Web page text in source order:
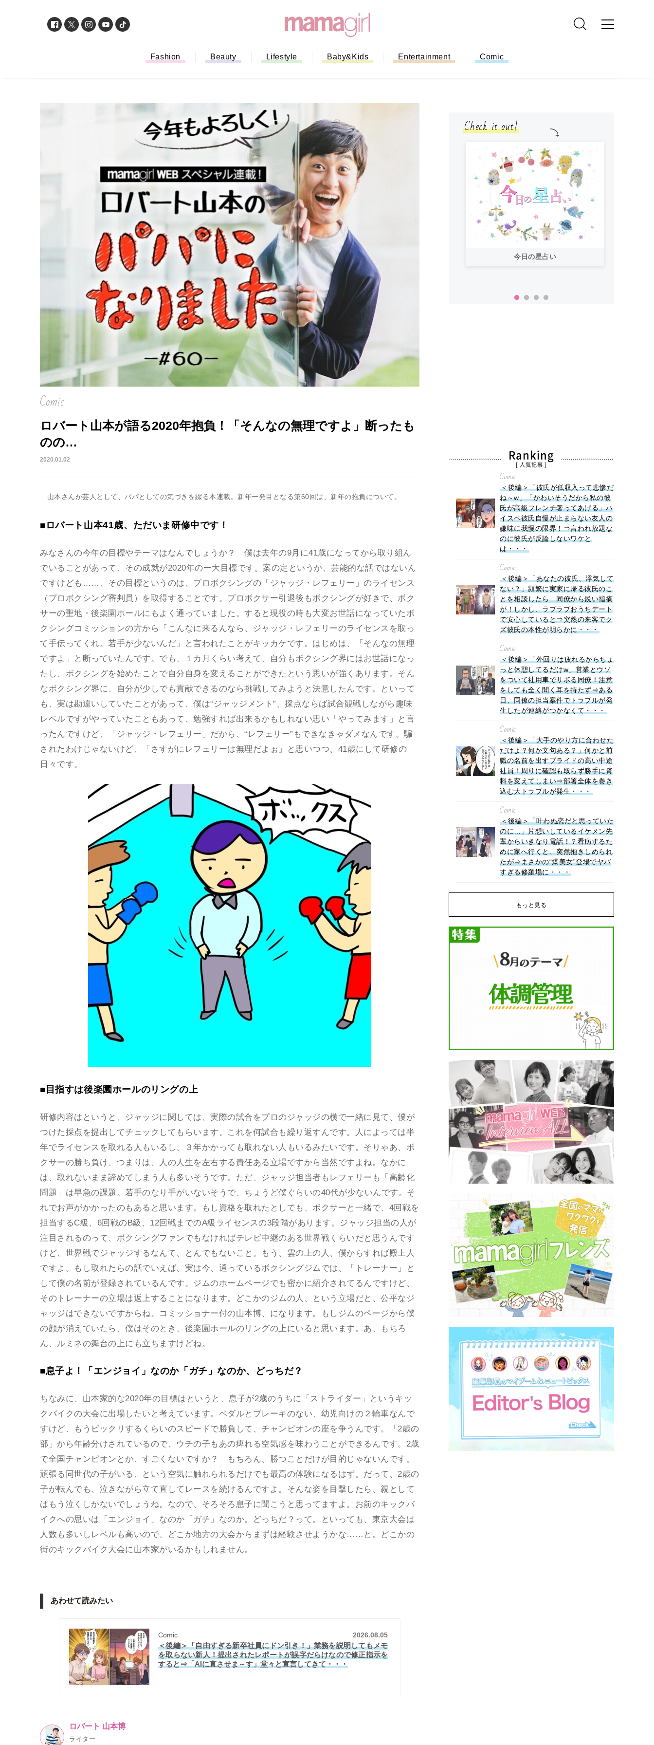
Fashion Beauty Lifestyle Baby&Kids Entertainment Comic
Comic
ロバート山本が語る2020年抱負！「そんなの無理ですよ」断ったも
のの…
2020.01.02
山本さんが芸人として、パパとしての気づきを綴る本連載。新年一発目となる第60回は、新年の抱負について。
■ロバート山本41歳、ただいま研修中です！
みなさんの今年の目標やテーマはなんでしょうか？ 僕は去年の9月に41歳になってから取り組ん
でいることがあって、その成就が2020年の一大目標です。案の定というか、芸能的な話ではないん
ですけども……、その目標というのは、プロボクシングの「ジャッジ・レフェリー」のライセンス
（プロボクシング審判員）を取得することです。プロボクサー引退後もボクシングが好きで、ボク
サーの聖地・後楽園ホールにもよく通っていました。すると現役の時も大変お世話になっていたボ
クシングコミッションの方から「こんなに来るんなら、ジャッジ・レフェリーのライセンスを取っ
て手伝ってくれ。若手が少ないんだ」と言われたことがキッカケです。はじめは、「そんなの無理
ですよ」と断っていたんです。でも、１カ月くらい考えて、自分もボクシング界にはお世話になっ
たし、ボクシングを始めたことで自分自身を変えることができたという思いが強くあります。そん
なボクシング界に、自分が少しでも貢献できるのなら挑戦してみようと決意したんです。といって
も、実は勘違いしていたことがあって、僕は“ジャッジメント”、採点ならば試合観戦しながら趣味
レベルですがやっていたこともあって、勉強すれば出来るかもしれない思い「やってみます」と言
ったんですけど、「ジャッジ・レフェリー」だから、“レフェリー”もできなきゃダメなんです。騙
されたわけじゃないけど、「さすがにレフェリーは無理だよぉ」と思いつつ、41歳にして研修の
日々です。
■目指すは後楽園ホールのリングの上
研修内容はというと、ジャッジに関しては、実際の試合をプロのジャッジの横で一緒に見て、僕が
つけた採点を提出してチェックしてもらいます。これを何試合も繰り返すんです。人によっては半
年でライセンスを取れる人もいるし、３年かかっても取れない人もいるみたいです。そりゃあ、ボ
クサーの勝ち負け、つまりは、人の人生を左右する責任ある立場ですから当然ですよね。なかに
は、取れないまま諦めてしまう人も多いそうです。ただ、ジャッジ担当者もレフェリーも「高齢化
問題」は早急の課題。若手のなり手がいないそうで、ちょうど僕ぐらいの40代が少ないんです。そ
れでお声がかかったのもあると思います。もし資格を取れたとしても、ボクサーと一緒で、4回戦を
担当するC級、6回戦のB級、12回戦までのA級ライセンスの3段階があります。ジャッジ担当の人が
注目されるのって、ボクシングファンでもなければテレビ中継のある世界戦くらいだと思うんです
けど、世界戦でジャッジするなんて、とんでもないこと。もう、雲の上の人、僕からすれば殿上人
ですよ。もし取れたらの話でいえば、実は今、通っているボクシングジムでは、「トレーナー」と
して僕の名前が登録されているんです。ジムのホームページでも密かに紹介されてるんですけど、
そのトレーナーの立場は返上することになります。どこかのジムの人、という立場だと、公平なジ
ャッジはできないですからね。コミッショナー付の山本博、になります。もしジムのページから僕
の顔が消えていたら、僕はそのとき、後楽園ホールのリングの上にいると思います。あ、もちろ
ん、ルミネの舞台の上にも立ちますけどね。
■息子よ！「エンジョイ」なのか「ガチ」なのか、どっちだ？
ちなみに、山本家的な2020年の目標はというと、息子が2歳のうちに「ストライダー」というキッ
クバイクの大会に出場したいと考えています。ペダルとブレーキのない、幼児向けの２輪車なんで
すけど、もうビックリするくらいのスピードで勝負して、チャンピオンの座を争うんです。「2歳の
部」から年齢分けされているので、ウチの子もあの痺れる空気感を味わうことができるんです。2歳
で全国チャンピオンとか、すごくないですか？ もちろん、勝つことだけが目的じゃないんです。
頑張る同世代の子がいる、という空気に触れられるだけでも最高の体験になるはず。だって、2歳の
子が転んでも、泣きながら立て直してレースを続けるんですよ。そんな姿を目撃したら、親として
はもう泣くしかないでしょうね。なので、そろそろ息子に聞こうと思ってますよ。お前のキックバ
イクへの思いは「エンジョイ」なのか「ガチ」なのか。どっちだ？って。といっても、東京大会は
人数も多いしレベルも高いので、どこか地方の大会からまずは経験させようかな……と。どこかの
街のキックバイク大会に山本家がいるかもしれません。
あわせて読みたい
Comic 2026.08.05
＜後編＞「自由すぎる新卒社員にドン引き！」業務を説明してもメモ
を取らない新人！提出されたレポートが誤字だらけなので修正指示を
すると⇒「AIに直させま～す」堂々と宣言してきて・・・
ロバート 山本博
ライター
Check it out!
「もう行列に並ばない！」ミスドのモ
バイルオーダー完全ガイド｜支払い方
法から受け取り方までネットオーダー
今日の星占い
Ranking
[ 人気記事 ]
Comic
＜後編＞「彼氏が低収入って悲惨だ
ね～w」「かわいそうだから私の彼
氏が高級フレンチ奢ってあげる」ハ
イスペ彼氏自慢が止まらない友人の
嫌味に我慢の限界！⇒言われ放題な
のに彼氏が反論しないワケと
は・・・
Comic
＜後編＞「あなたの彼氏、浮気して
ない？」頻繁に実家に帰る彼氏のこ
とを相談したら…同僚から鋭い指摘
が！しかし、ラブラブおうちデート
で安心していると⇒突然の来客でク
ズ彼氏の本性が明らかに・・・
Comic
＜後編＞「外回りは疲れるからちょ
っと休憩してるだけw」営業とウソ
をついて社用車でサボる同僚！注意
をしても全く聞く耳を持たず⇒ある
日、同僚の担当案件でトラブルが発
生したが連絡がつかなくて・・・
Comic
＜後編＞「大手のやり方に合わせた
だけよ？何か文句ある？」何かと前
職の名前を出すプライドの高い中途
社員！周りに確認も取らず勝手に資
料を変えてしまい⇒部署全体を巻き
込む大トラブルが発生・・・
Comic
＜後編＞「叶わぬ恋だと思っていた
のに…」片想いしているイケメン先
輩からいきなり電話！？看病するた
めに家へ行くと、突然抱きしめられ
たが⇒まさかの“爆美女”登場でヤバ
すぎる修羅場に・・・
もっと見る